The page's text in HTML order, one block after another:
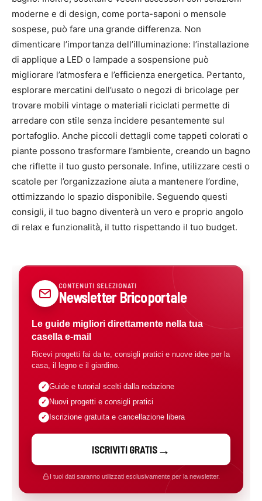
moderne e di design, come porta-saponi o mensole
sospese, può fare una grande differenza. Non
dimenticare l’importanza dell’illuminazione: l’installazione
di applique a LED o lampade a sospensione può
migliorare l’atmosfera e l’efficienza energetica. Pertanto,
esplorare mercatini dell’usato o negozi di bricolage per
trovare mobili vintage o materiali riciclati permette di
arredare con stile senza incidere pesantemente sul
portafoglio. Anche piccoli dettagli come tappeti colorati o
piante possono trasformare l’ambiente, creando un bagno
che riflette il tuo gusto personale. Infine, utilizzare cesti o
scatole per l’organizzazione aiuta a mantenere l’ordine,
ottimizzando lo spazio disponibile. Seguendo questi
consigli, il tuo bagno diventerà un vero e proprio angolo
di relax e funzionalità, il tutto rispettando il tuo budget.
CONTENUTI SELEZIONATI
Newsletter Bricoportale
Le guide migliori direttamente nella tua
casella e-mail
Ricevi progetti fai da te, consigli pratici e nuove idee per la
casa, il legno e il giardino.
Guide e tutorial scelti dalla redazione
Nuovi progetti e consigli pratici
Iscrizione gratuita e cancellazione libera
ISCRIVITI GRATIS
I tuoi dati saranno utilizzati esclusivamente per la newsletter.